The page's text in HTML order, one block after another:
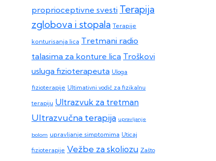
proprioceptivne svesti Terapija
zglobova i stopala Terapije
konturisanja lica Tretmani radio
talasima za konture lica Troškovi
usluga fizioterapeuta Uloga
fizioterapije Ultimativni vodič za fizikalnu
terapiju Ultrazvuk za tretman
Ultrazvučna terapija upravljanje
bolom upravljanje simptomima Uticaj
fizioterapije Vežbe za skoliozu Zašto